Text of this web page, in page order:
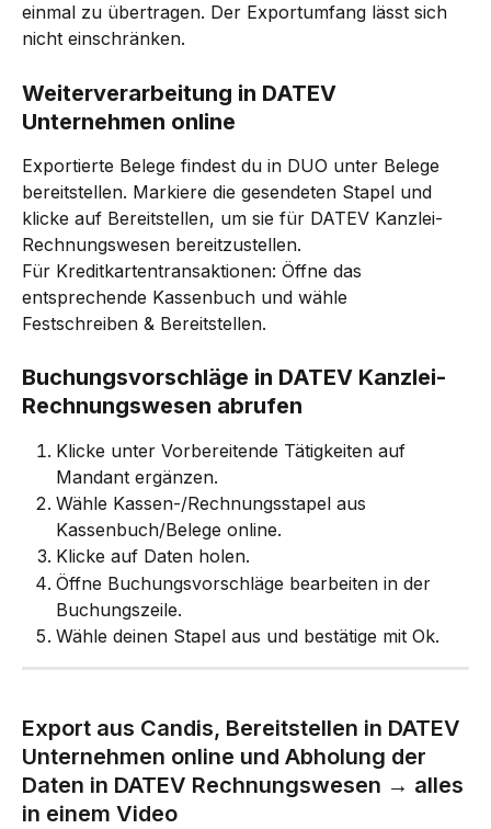
einmal zu übertragen. Der Exportumfang lässt sich
nicht einschränken.
Weiterverarbeitung in DATEV
Unternehmen online
Exportierte Belege findest du in DUO unter Belege
bereitstellen. Markiere die gesendeten Stapel und
klicke auf Bereitstellen, um sie für DATEV Kanzlei-
Rechnungswesen bereitzustellen.
Für Kreditkartentransaktionen: Öffne das
entsprechende Kassenbuch und wähle
Festschreiben & Bereitstellen.
Buchungsvorschläge in DATEV Kanzlei-
Rechnungswesen abrufen
Klicke unter Vorbereitende Tätigkeiten auf
Mandant ergänzen.
Wähle Kassen-/Rechnungsstapel aus
Kassenbuch/Belege online.
Klicke auf Daten holen.
Öffne Buchungsvorschläge bearbeiten in der
Buchungszeile.
Wähle deinen Stapel aus und bestätige mit Ok.
Export aus Candis, Bereitstellen in DATEV
Unternehmen online und Abholung der
Daten in DATEV Rechnungswesen → alles
in einem Video